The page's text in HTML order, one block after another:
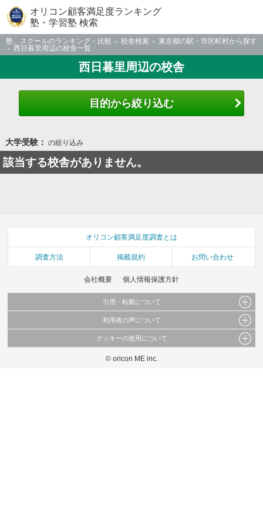
オリコン顧客満足度ランキング
塾・学習塾 検索
塾、スクールのランキング・比較 校舎検索
東京都の駅・市区町村から探す
西日暮里周辺の校舎一覧
西日暮里周辺の校舎
目的から絞り込む
大学受験： の絞り込み
該当する校舎がありません。
オリコン顧客満足度調査とは
調査方法 掲載規約 お問い合わせ
会社概要 個人情報保護方針
引用・転載について
当サイトで公開されている情報（文字、写真、イラスト、画像データ等）及びこれらの配
これらの情報を権利者の許可なく無断転載・複製などの二次利用を行うことは固く禁じて
利用者の声について
当サイトに掲載している内容はすべてサービスの利用者が提出された見解・感想です。
弊社の見解・ 意見ではないことをご理解いただいた上でご覧ください。
クッキーの使用について
このサイトでは Cookie を使用して、ユーザーに合わせたコンテンツや広告の表示、ソー
© oricon ME inc.